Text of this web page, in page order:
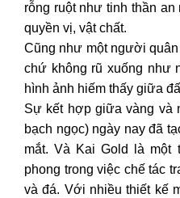
rỗng ruột như tinh thần
quyền vị, vật chất.
Cũng như một người
chứ không rũ xuống như
hình ảnh hiếm thấy giữa
Sự kết hợp giữa vàng và
bạch ngọc) ngày nay đã
mắt. Và Kai Gold là một
phong trong việc chế tác
và đá. Với nhiều thiết kế